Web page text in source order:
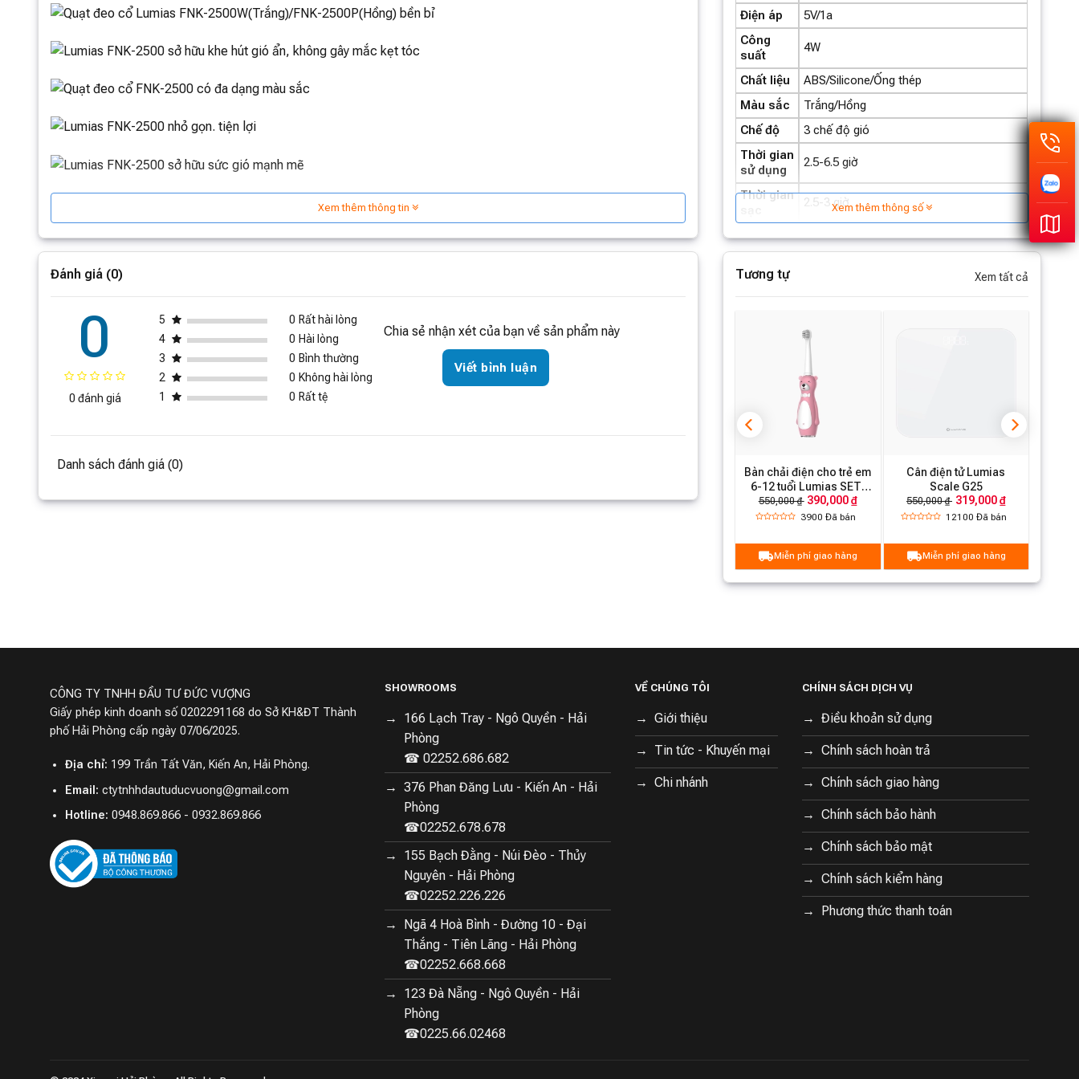
Xem thêm thông tin
Điện áp
5V/1a
Công
suất
4W
Chất liệu
ABS/Silicone/Ống thép
Màu sắc
Trắng/Hồng
Chế độ
3 chế độ gió
Thời gian
sử dụng
2.5-6.5 giờ
Thời gian
2.5-3 giờ
Kích
thước
260x210x55mm
Khối
Xem thêm thông số
Đánh giá (0)
0
0 đánh giá
5 0 Rất hài lòng
4
0 Hài lòng
3
0 Bình thường
2
0 Không hài lòng
1
0 Rất tệ
Chia sẻ nhận xét của bạn về sản phẩm này
Viết bình luận
Danh sách đánh giá (0)
Tương tự Xem tất cả
Bàn chải điện cho trẻ em
6-12 tuổi Lumias SET-
800KP/SET-800KB
550,000 ₫ 390,000 ₫
3900Đã bán
Miễn phí giao hàng
Cân điện tử Lumias
Scale G25
550,000 ₫ 319,000 ₫
12100Đã bán
Miễn phí giao hàng
Quạt để bàn LUMIAS LM-
590,000 ₫ 390,000 ₫ 2,990,000 ₫ 1,860,000 ₫ 2,990,000 ₫ 1,890,000 ₫ 750,000 ₫ 590,000 ₫
CÔNG TY TNHH ĐẦU TƯ ĐỨC VƯỢNG
Giấy phép kinh doanh số 0202291168 do Sở KH&ĐT Thành
phố Hải Phòng cấp ngày 07/06/2025.
Địa chỉ: 199 Trần Tất Văn, Kiến An, Hải Phòng.
Email: ctytnhhdautuducvuong@gmail.com
Hotline: 0948.869.866 - 0932.869.866
SHOWROOMS
166 Lạch Tray - Ngô Quyền - Hải
Phòng
☎ 02252.686.682
376 Phan Đăng Lưu - Kiến An - Hải
Phòng
☎02252.678.678
155 Bạch Đằng - Núi Đèo - Thủy
Nguyên - Hải Phòng
☎02252.226.226
Ngã 4 Hoà Bình - Đường 10 - Đại
Thắng - Tiên Lãng - Hải Phòng
☎02252.668.668
123 Đà Nẵng - Ngô Quyền - Hải
Phòng
☎0225.66.02468
VỀ CHÚNG TÔI
Giới thiệu
Tin tức - Khuyến mại
Chi nhánh
CHÍNH SÁCH DỊCH VỤ
Điều khoản sử dụng
Chính sách hoàn trả
Chính sách giao hàng
Chính sách bảo hành
Chính sách bảo mật
Chính sách kiểm hàng
Phương thức thanh toán